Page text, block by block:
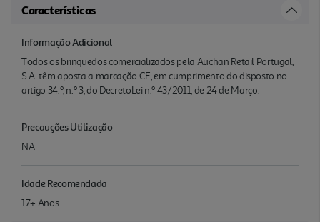
Características
Informação Adicional
Todos os brinquedos comercializados pela Auchan Retail Portugal,
S.A. têm aposta a marcação CE, em cumprimento do disposto no
artigo 34.º, n.º 3, do DecretoLei n.º 43/2011, de 24 de Março.
Precauções Utilização
NA
Idade Recomendada
17+ Anos